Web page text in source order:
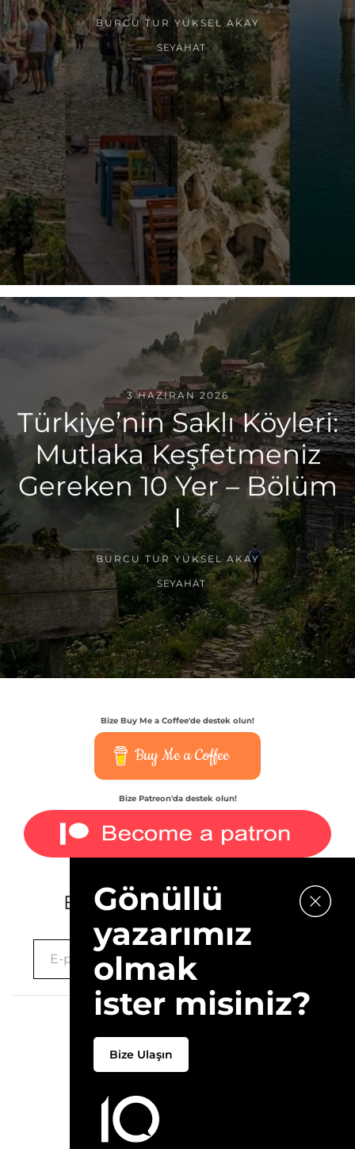
BURCU TUR YÜKSEL AKAY
SEYAHAT
3 HAZIRAN 2026
Türkiye’nin Saklı Köyleri:
Mutlaka Keşfetmeniz
Gereken 10 Yer – Bölüm
I
BURCU TUR YÜKSEL AKAY
SEYAHAT
Bize Buy Me a Coffee'de destek olun!
Buy Me a Coffee
Bize Patreon'da destek olun!
E-bültenimize kaydolun.
Hakkımızda
Gönüllü
yazarımız
olmak
ister misiniz?
Bize Ulaşın